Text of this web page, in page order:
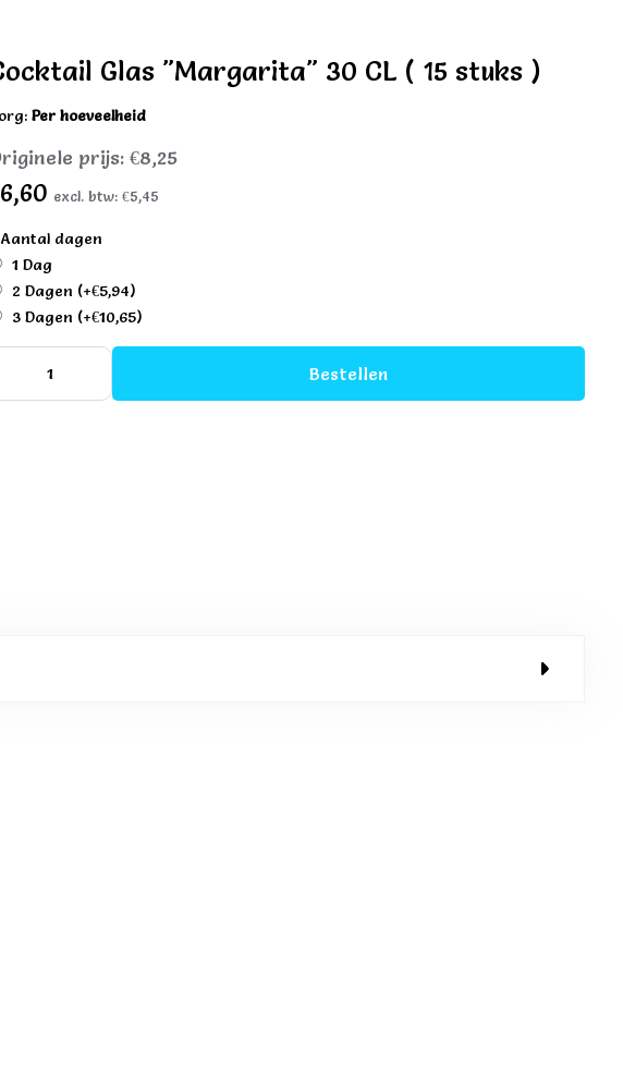
Glas "Margarita" 30 CL ( 15 stuks )
Per hoeveelheid
prijs:€8,25
excl. btw:€5,45
Aantal dagen
1 Dag
2 Dagen (+€5,94)
3 Dagen (+€10,65)
Bestellen